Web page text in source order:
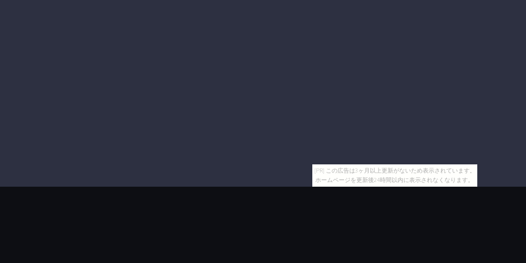
[PR] この広告は3ヶ月以上更新がないため表示されています。
ホームページを更新後24時間以内に表示されなくなります。